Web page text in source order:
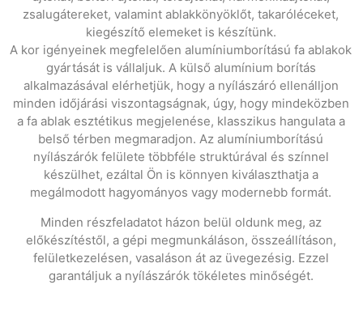
zsalugátereket, valamint ablakkönyöklőt, takaróléceket,
kiegészítő elemeket is készítünk.
A kor igényeinek megfelelően alumíniumborítású fa ablakok
gyártását is vállaljuk. A külső alumínium borítás
alkalmazásával elérhetjük, hogy a nyílászáró ellenálljon
minden időjárási viszontagságnak, úgy, hogy mindeközben
a fa ablak esztétikus megjelenése, klasszikus hangulata a
belső térben megmaradjon. Az alumíniumborítású
nyílászárók felülete többféle struktúrával és színnel
készülhet, ezáltal Ön is könnyen kiválaszthatja a
megálmodott hagyományos vagy modernebb formát.
Minden részfeladatot házon belül oldunk meg, az
előkészítéstől, a gépi megmunkáláson, összeállításon,
felületkezelésen, vasaláson át az üvegezésig. Ezzel
garantáljuk a nyílászárók tökéletes minőségét.